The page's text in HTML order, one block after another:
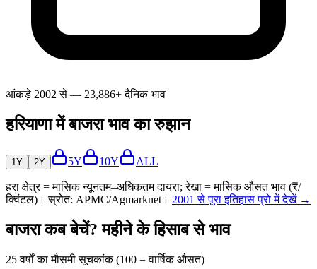
आंकड़े 2002 से — 23,886+ दैनिक भाव
हरियाणा में बाजरा भाव का रुझान
1Y 2Y 5Y 10Y ALL
हरा क्षेत्र = मासिक न्यूनतम–अधिकतम दायरा; रेखा = मासिक औसत भाव (₹/
क्विंटल)। स्रोत: APMC/Agmarknet। 2001 से पूरा इतिहास प्रो में देखें →
बाजरा कब बेचें? महीने के हिसाब से भाव
25 वर्षों का मौसमी सूचकांक (100 = वार्षिक औसत)